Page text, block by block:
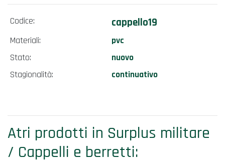
Codice: cappello19
Materiali:
pvc
Stato:
nuovo
Stagionalità:
continuativo
Atri prodotti in Surplus militare
/ Cappelli e berretti: